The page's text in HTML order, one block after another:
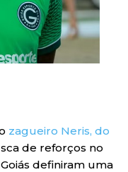
zagueiro Neris, do
de reforços no
definiram uma